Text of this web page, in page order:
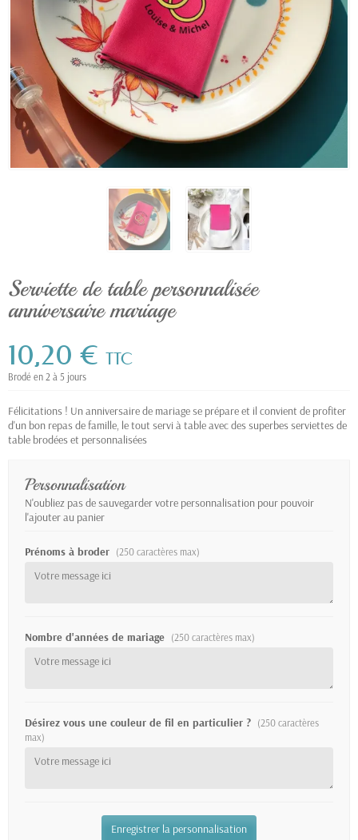
Serviette de table personnalisée
anniversaire mariage
10,20 € TTC
Brodé en 2 à 5 jours
Félicitations ! Un anniversaire de mariage se prépare et il convient de profiter
d'un bon repas de famille, le tout servi à table avec des superbes serviettes de
table brodées et personnalisées
Personnalisation
N'oubliez pas de sauvegarder votre personnalisation pour pouvoir
l'ajouter au panier
Prénoms à broder (250 caractères max)
Nombre d'années de mariage (250 caractères max)
Désirez vous une couleur de fil en particulier ? (250 caractères
max)
Enregistrer la personnalisation